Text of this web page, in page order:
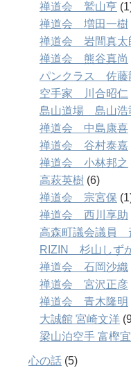
禅道会 鷲山亨
禅道会 増田一樹
禅道会 岩間真太
禅道会 熊谷真尚
パンクラス 佐藤
空手家 川合昭仁
島山道場 島山浩
禅道会 中島康喜
禅道会 谷村泰嘉
禅道会 小林邦之
高萩英樹 (6)
禅道会 宗宮保
禅道会 西川享助
高森町議会議員
RIZIN 杉山しず
禅道会 石岡沙織
禅道会 宮沢正彦
禅道会 青木隆明
大誠館 宮崎文洋
梁山泊空手 富樫
心の話 (5)